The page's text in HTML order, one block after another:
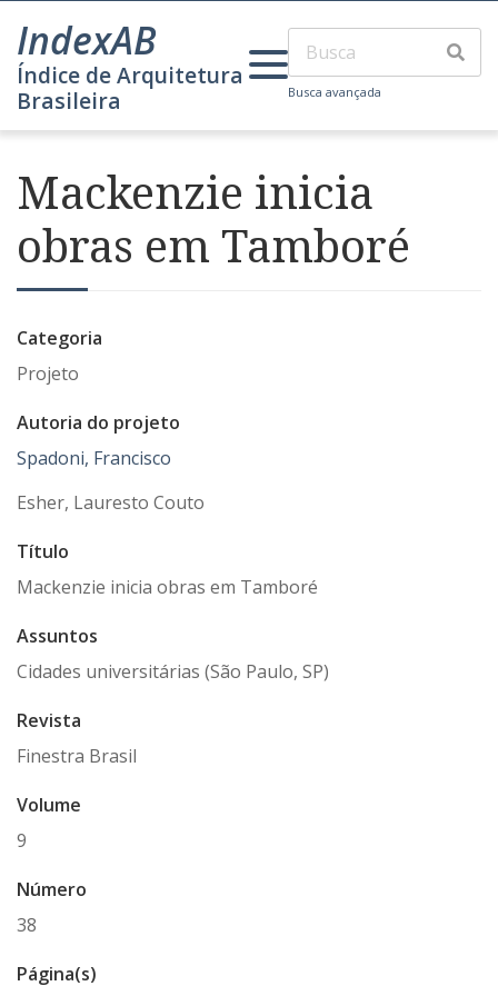
IndexAB
Índice de Arquitetura
Brasileira
Busca avançada
Mackenzie inicia
obras em Tamboré
Categoria
Projeto
Autoria do projeto
Spadoni, Francisco
Esher, Lauresto Couto
Título
Mackenzie inicia obras em Tamboré
Assuntos
Cidades universitárias (São Paulo, SP)
Revista
Finestra Brasil
Volume
9
Número
38
Página(s)